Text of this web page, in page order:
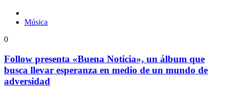
Música
0
Follow presenta «Buena Noticia», un álbum que
busca llevar esperanza en medio de un mundo de
adversidad